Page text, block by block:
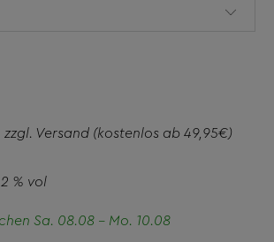
zzgl. Versand (kostenlos ab 49,95€)
% vol
Sa. 08.08 - Mo. 10.08